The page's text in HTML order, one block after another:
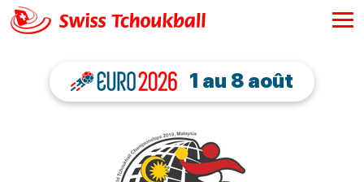
1 au 8 août